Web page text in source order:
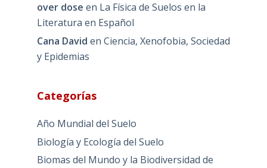
over dose en La Física de Suelos en la
Literatura en Español
Cana David en Ciencia, Xenofobia, Sociedad
y Epidemias
Categorías
Año Mundial del Suelo
Biología y Ecología del Suelo
Biomas del Mundo y la Biodiversidad de